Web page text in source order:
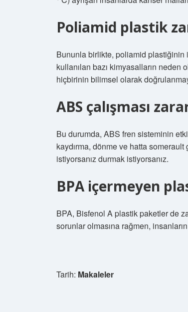
Poliamid plastik
Bununla birlikte, poliamid plastiğinin
kullanılan bazı kimyasalların
hiçbirinin bilimsel olarak
ABS çalışması
Bu durumda, ABS fren sisteminin
kaydırma, dönme ve hatta
istiyorsanız durmak istiyorsanız.
BPA içermeyen
BPA, Bisfenol A plastik paketler de
sorunlar olmasına rağmen,
Tarih: Makaleler